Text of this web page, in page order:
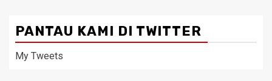
PANTAU KAMI DI TWITTER
My Tweets